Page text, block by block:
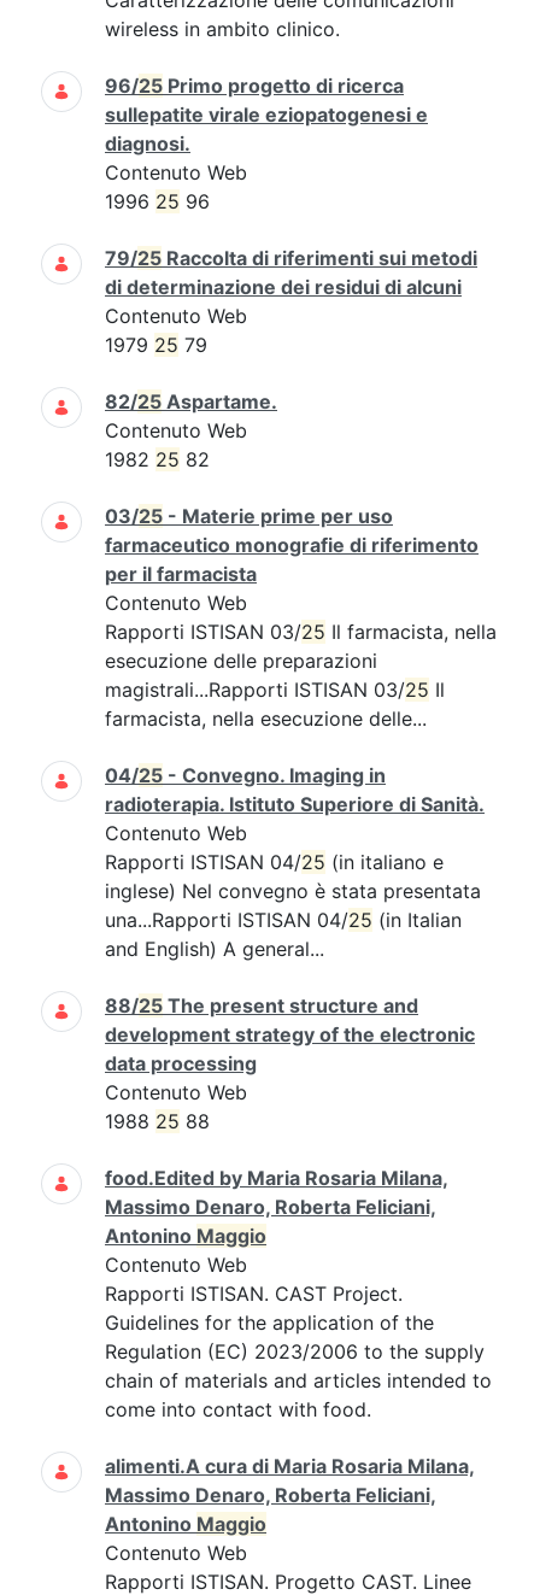
wireless in ambito clinico.
96/25 Primo progetto di ricerca
sullepatite virale eziopatogenesi e
diagnosi.
Contenuto Web
1996 25 96
79/25 Raccolta di riferimenti sui metodi
di determinazione dei residui di alcuni
Contenuto Web
1979 25 79
82/25 Aspartame.
Contenuto Web
1982 25 82
03/25 - Materie prime per uso
farmaceutico monografie di riferimento
per il farmacista
Contenuto Web
Rapporti ISTISAN 03/25 Il farmacista, nella
esecuzione delle preparazioni
magistrali...Rapporti ISTISAN 03/25 Il
farmacista, nella esecuzione delle...
04/25 - Convegno. Imaging in
radioterapia. Istituto Superiore di Sanità.
Contenuto Web
Rapporti ISTISAN 04/25 (in italiano e
inglese) Nel convegno è stata presentata
una...Rapporti ISTISAN 04/25 (in Italian
and English) A general...
88/25 The present structure and
development strategy of the electronic
data processing
Contenuto Web
1988 25 88
food.Edited by Maria Rosaria Milana,
Massimo Denaro, Roberta Feliciani,
Antonino Maggio
Contenuto Web
Rapporti ISTISAN. CAST Project.
Guidelines for the application of the
Regulation (EC) 2023/2006 to the supply
chain of materials and articles intended to
come into contact with food.
alimenti.A cura di Maria Rosaria Milana,
Massimo Denaro, Roberta Feliciani,
Antonino Maggio
Contenuto Web
Rapporti ISTISAN. Progetto CAST. Linee